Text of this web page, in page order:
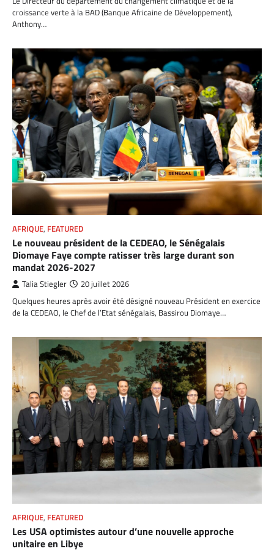
croissance verte à la BAD (Banque Africaine de Développement),
Anthony…
AFRIQUE, FEATURED
Le nouveau président de la CEDEAO, le Sénégalais
Diomaye Faye compte ratisser très large durant son
mandat 2026-2027
Talia Stiegler 20 juillet 2026
Quelques heures après avoir été désigné nouveau Président en exercice
de la CEDEAO, le Chef de l’Etat sénégalais, Bassirou Diomaye…
AFRIQUE, FEATURED
Les USA optimistes autour d’une nouvelle approche
unitaire en Libye